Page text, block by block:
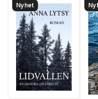
Nyhet